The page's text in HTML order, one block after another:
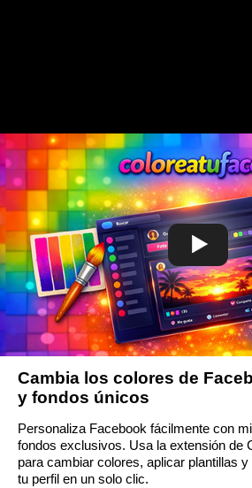
Cambia los colores de
y fondos únicos
Personaliza Facebook fácilmente con
fondos exclusivos. Usa la extensión de
para cambiar colores, aplicar plantillas
tu perfil en un solo clic.